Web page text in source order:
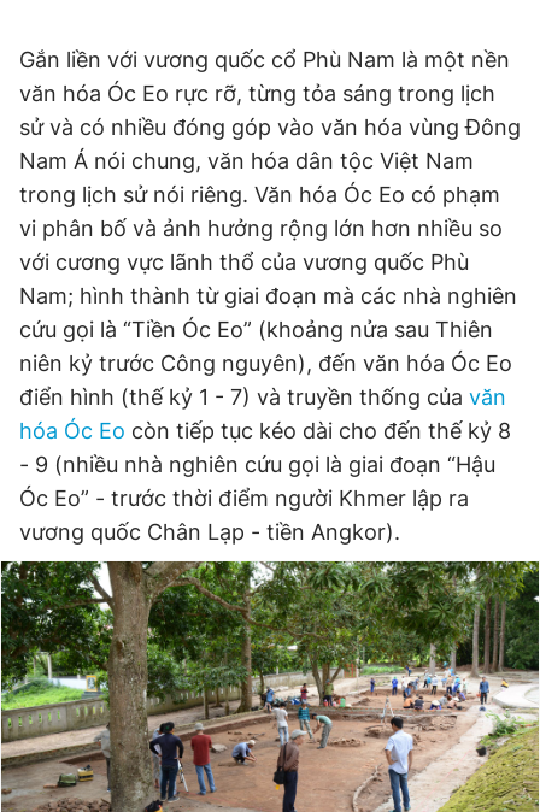
Đặt báo Quảng cáo RSS Tòa soạn Chính sách bảo
Tổng biên tập: Nguyễn Ngọc Toàn
Phó tổng biên tập thường trực: Hải Thành
Phó tổng biên tập: Lâm Hiếu Dũng
Phó tổng biên tập: Trần Việt Hưng
Tổng thư ký tòa soạn: Đức Trung
Giấy phép xuất bản số 110/GP - BTTTT cấp ngày 24.3.2020
© 2003-2026 Bản quyền thuộc về Báo Thanh Niên. Cấm sao
chép dưới mọi hình thức nếu không có sự chấp thuận bằng văn
bản. Phát triển bởi ePi Technologies, JSC.
Gắn liền với vương quốc cổ Phù Nam là một nền
văn hóa Óc Eo rực rỡ, từng tỏa sáng trong lịch
sử và có nhiều đóng góp vào văn hóa vùng Đông
Nam Á nói chung, văn hóa dân tộc Việt Nam
trong lịch sử nói riêng. Văn hóa Óc Eo có phạm
vi phân bố và ảnh hưởng rộng lớn hơn nhiều so
với cương vực lãnh thổ của vương quốc Phù
Nam; hình thành từ giai đoạn mà các nhà nghiên
cứu gọi là “Tiền Óc Eo” (khoảng nửa sau Thiên
niên kỷ trước Công nguyên), đến văn hóa Óc Eo
điển hình (thế kỷ 1 - 7) và truyền thống của văn
hóa Óc Eo còn tiếp tục kéo dài cho đến thế kỷ 8
- 9 (nhiều nhà nghiên cứu gọi là giai đoạn “Hậu
Óc Eo” - trước thời điểm người Khmer lập ra
vương quốc Chân Lạp - tiền Angkor).